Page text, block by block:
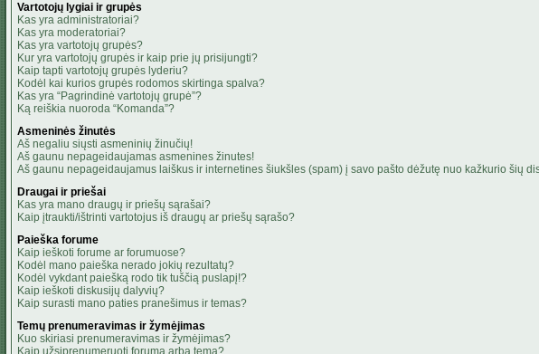
Vartotojų lygiai ir grupės
Kas yra administratoriai?
Kas yra moderatoriai?
Kas yra vartotojų grupės?
Kur yra vartotojų grupės ir kaip prie jų prisijungti?
Kaip tapti vartotojų grupės lyderiu?
Kodėl kai kurios grupės rodomos skirtinga spalva?
Kas yra “Pagrindinė vartotojų grupė”?
Ką reiškia nuoroda “Komanda”?
Asmeninės žinutės
Aš negaliu siųsti asmeninių žinučių!
Aš gaunu nepageidaujamas asmenines žinutes!
Aš gaunu nepageidaujamus laiškus ir internetines šiukšles (spam) į savo pašto dėžutę nuo kažkurio šių
Draugai ir priešai
Kas yra mano draugų ir priešų sąrašai?
Kaip įtraukti/ištrinti vartotojus iš draugų ar priešų sąrašo?
Paieška forume
Kaip ieškoti forume ar forumuose?
Kodėl mano paieška nerado jokių rezultatų?
Kodėl vykdant paiešką rodo tik tuščią puslapį!?
Kaip ieškoti diskusijų dalyvių?
Kaip surasti mano paties pranešimus ir temas?
Temų prenumeravimas ir žymėjimas
Kuo skiriasi prenumeravimas ir žymėjimas?
Kaip užsiprenumeruoti forumą arba temą?